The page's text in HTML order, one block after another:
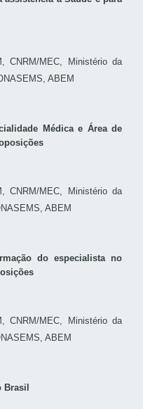
CNRM/MEC, Ministério da
ABEM
Médica e Área de
CNRM/MEC, Ministério da
ABEM
do especialista no
CNRM/MEC, Ministério da
ABEM
Brasil